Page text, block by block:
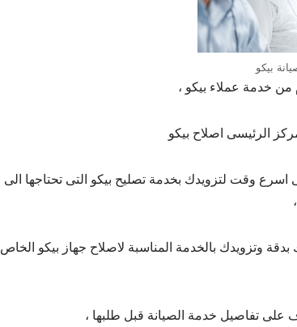
بيكو
خدمة عملاء بيكو ،
الرئيسى اصلاح بيكو
وقت لتزويدك بخدمة تصليح بيكو التى تحتاجها الى
وتزويدك بالخدمة المناسبة لاصلاح جهاز بيكو الخاص
على تفاصيل خدمة الصيانة قبل طلبها ،